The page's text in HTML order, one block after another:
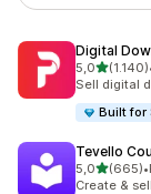
Digital
5,05 yıldız
(1.140)
toplam 1140
Sell digital
Built for
Tevello
5,05 yıldız
(665)
toplam 665•
Create &